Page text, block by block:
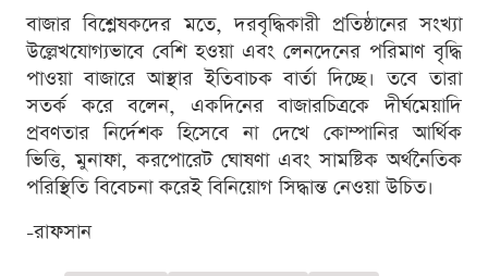
বাজার বিশ্লেষকদের মতে, দরবৃদ্ধিকারী প্রতিষ্ঠানের সংখ্যা
উল্লেখযোগ্যভাবে বেশি হওয়া এবং লেনদেনের পরিমাণ বৃদ্ধি
পাওয়া বাজারে আস্থার ইতিবাচক বার্তা দিচ্ছে। তবে তারা
সতর্ক করে বলেন, একদিনের বাজারচিত্রকে দীর্ঘমেয়াদি
প্রবণতার নির্দেশক হিসেবে না দেখে কোম্পানির আর্থিক
ভিত্তি, মুনাফা, করপোরেট ঘোষণা এবং সামষ্টিক অর্থনৈতিক
পরিস্থিতি বিবেচনা করেই বিনিয়োগ সিদ্ধান্ত নেওয়া উচিত।
-রাফসান